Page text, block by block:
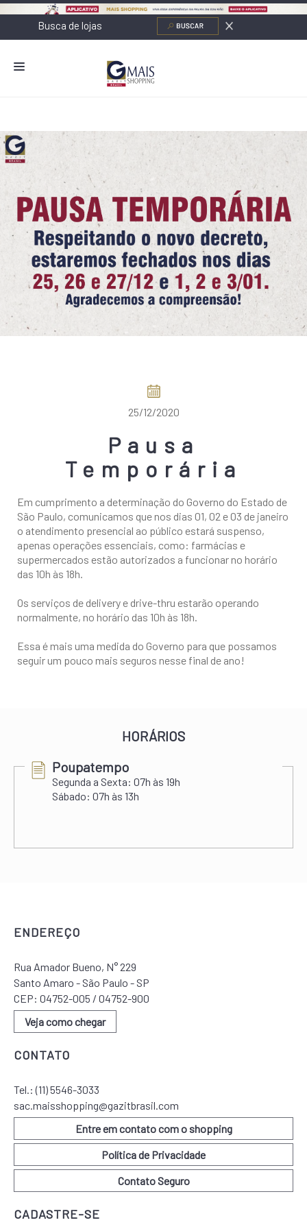
LOJAS
ALIMENTAÇÃO
CONTATO
NOVOS NEGÓCIOS
O SHOPPING
SERVIÇOS
SHOPPINGS DA GAZIT
COMO CHEGAR
25/12/2020
Pausa
Temporária
Em cumprimento a determinação do Governo do Estado de
São Paulo, comunicamos que nos dias 01, 02 e 03 de janeiro
o atendimento presencial ao público estará suspenso,
apenas operações essenciais, como: farmácias e
supermercados estão autorizados a funcionar no horário
das 10h às 18h.
Os serviços de delivery e drive-thru estarão operando
normalmente, no horário das 10h às 18h.
Essa é mais uma medida do Governo para que possamos
seguir um pouco mais seguros nesse final de ano!
HORÁRIOS
Poupatempo
Segunda a Sexta: 07h às 19h
Sábado: 07h às 13h
ENDEREÇO
Rua Amador Bueno, N° 229
Santo Amaro - São Paulo - SP
CEP: 04752-005 / 04752-900
Veja como chegar
CONTATO
Tel.:(11) 5546-3033
sac.maisshopping@gazitbrasil.com
Entre em contato com o shopping
Política de Privacidade
Contato Seguro
CADASTRE-SE